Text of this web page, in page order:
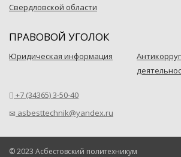
Свердловской области
ПРАВОВОЙ УГОЛОК
Юридическая информация
+7 (34365) 3-50-40
asbesttechnik@yandex.ru
© 2023 Асбестовский политехникум